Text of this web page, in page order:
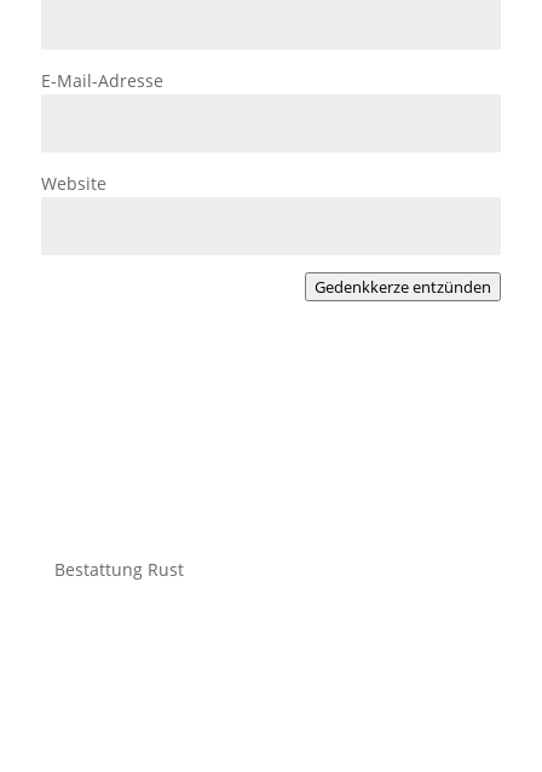
E-Mail-Adresse
Website
Gedenkkerze entzünden
Bestattung Rust